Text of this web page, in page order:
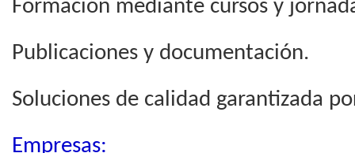
Formación mediante cursos y
Publicaciones y documentación.
Soluciones de calidad garantizada
Empresas: